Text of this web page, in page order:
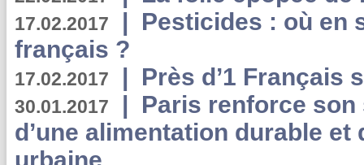
17.02.2017 | Pesticides : où en
français ?
17.02.2017 | Près d’1 Français
30.01.2017 | Paris renforce
d’une alimentation durable et